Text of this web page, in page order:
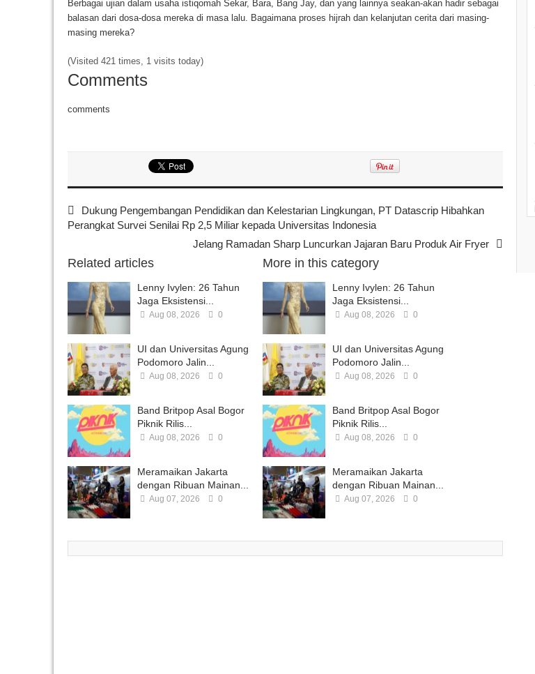
Berbagai ujian dalam usaha istiqomah Sekar, Bara, Bang Jay, dan yang lainnya seakan-akan hadir sebagai
balasan dari dosa-dosa mereka di masa lalu. Bagaimana proses hijrah dan kelanjutan cerita dari masing-
masing mereka?
(Visited 421 times, 1 visits today)
Comments
comments
Dukung Pengembangan Pendidikan dan Kelestarian Lingkungan, PT Datascrip Hibahkan
Perangkat Survei Senilai Rp 2,5 Miliar kepada Universitas Indonesia
Jelang Ramadan Sharp Luncurkan Jajaran Baru Produk Air Fryer
Related articles
Lenny Ivylen: 26 Tahun
Jaga Eksistensi...
Aug 08, 2026 0
UI dan Universitas Agung
Podomoro Jalin...
Aug 08, 2026 0
Band Britpop Asal Bogor
Piknik Rilis...
Aug 08, 2026 0
Meramaikan Jakarta
dengan Ribuan Mainan...
Aug 07, 2026 0
More in this category
Lenny Ivylen: 26 Tahun
Jaga Eksistensi...
Aug 08, 2026 0
UI dan Universitas Agung
Podomoro Jalin...
Aug 08, 2026 0
Band Britpop Asal Bogor
Piknik Rilis...
Aug 08, 2026 0
Meramaikan Jakarta
dengan Ribuan Mainan...
Aug 07, 2026 0